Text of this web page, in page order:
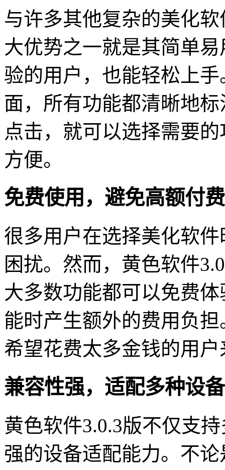
与许多其他复杂的美化
大优势之一就是其简单
验的用户，也能轻松上
面，所有功能都清晰地
点击，就可以选择需要
方便。
免费使用，避免高额付费
很多用户在选择美化软
困扰。然而，黄色软件
大多数功能都可以免费
能时产生额外的费用负
希望花费太多金钱的用
兼容性强，适配多种设备
黄色软件3.0.3版不仅支
强的设备适配能力。不